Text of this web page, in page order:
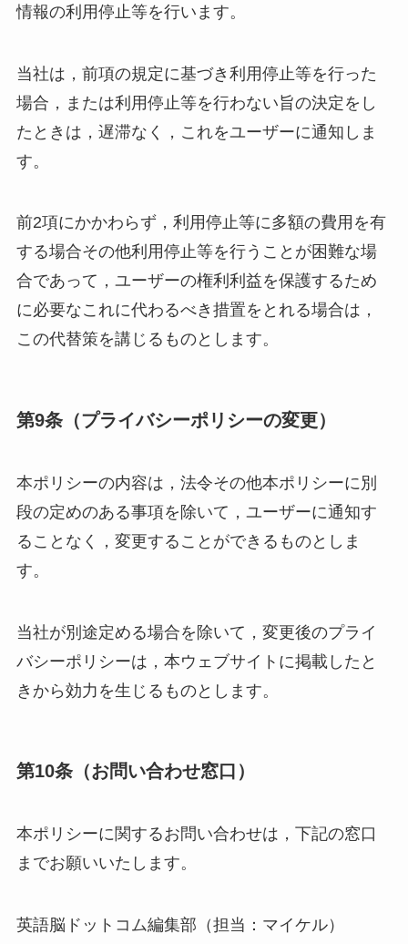
情報の利用停止等を行います。
当社は，前項の規定に基づき利用停止等を行った
場合，または利用停止等を行わない旨の決定をし
たときは，遅滞なく，これをユーザーに通知しま
す。
前2項にかかわらず，利用停止等に多額の費用を有
する場合その他利用停止等を行うことが困難な場
合であって，ユーザーの権利利益を保護するため
に必要なこれに代わるべき措置をとれる場合は，
この代替策を講じるものとします。
第9条（プライバシーポリシーの変更）
本ポリシーの内容は，法令その他本ポリシーに別
段の定めのある事項を除いて，ユーザーに通知す
ることなく，変更することができるものとしま
す。
当社が別途定める場合を除いて，変更後のプライ
バシーポリシーは，本ウェブサイトに掲載したと
きから効力を生じるものとします。
第10条（お問い合わせ窓口）
本ポリシーに関するお問い合わせは，下記の窓口
までお願いいたします。
英語脳ドットコム編集部（担当：マイケル）